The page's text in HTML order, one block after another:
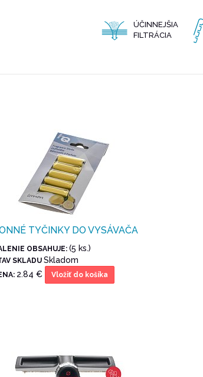
ÚČINNEJŠIA
FILTRÁCIA
TYČINKY DO VYSÁVAČA
OBSAHUJE: (5 ks.)
SKLADU Skladom
2.84 € Vložiť do košíka